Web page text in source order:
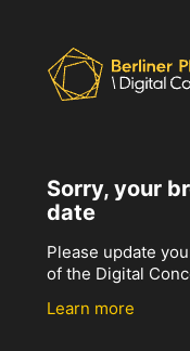
Sorry, your
date
Please update
of the Digital
Learn more